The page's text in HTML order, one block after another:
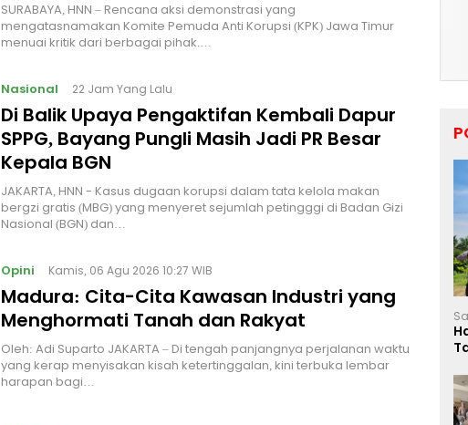
SURABAYA, HNN – Rencana aksi demonstrasi yang
mengatasnamakan Komite Pemuda Anti Korupsi (KPK) Jawa Timur
menuai kritik dari berbagai pihak.…
Nasional 22 Jam Yang Lalu
Di Balik Upaya Pengaktifan Kembali Dapur
SPPG, Bayang Pungli Masih Jadi PR Besar
Kepala BGN
JAKARTA, HNN - Kasus dugaan korupsi dalam tata kelola makan
bergzi gratis (MBG) yang menyeret sejumlah petingggi di Badan Gizi
Nasional (BGN) dan…
Opini Kamis, 06 Agu 2026 10:27 WIB
Madura: Cita-Cita Kawasan Industri yang
Menghormati Tanah dan Rakyat
Oleh: Adi Suparto JAKARTA – Di tengah panjangnya perjalanan waktu
yang kerap menyisakan kisah ketertinggalan, kini terbuka lembar
harapan bagi…